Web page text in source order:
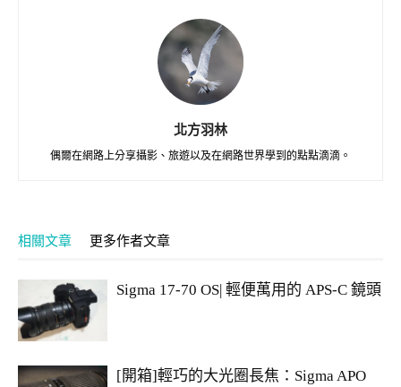
北方羽林
偶爾在網路上分享攝影、旅遊以及在網路世界學到的點點滴滴。
相關文章 更多作者文章
Sigma 17-70 OS| 輕便萬用的 APS-C 鏡頭
[開箱]輕巧的大光圈長焦：Sigma APO